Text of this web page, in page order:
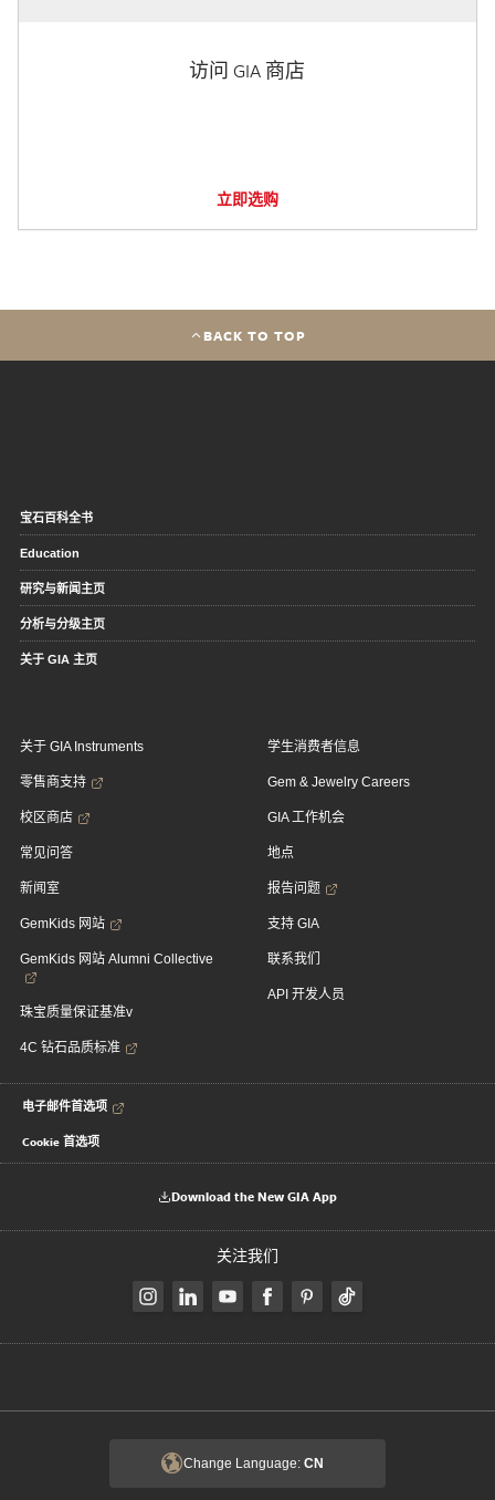
访问 GIA 商店
立即选购
BACK TO TOP
宝石百科全书
Education
研究与新闻主页
分析与分级主页
关于 GIA 主页
关于 GIA Instruments
零售商支持
校区商店
常见问答
新闻室
GemKids 网站
GemKids 网站 Alumni Collective
珠宝质量保证基准v
4C 钻石品质标准
学生消费者信息
Gem & Jewelry Careers
GIA 工作机会
地点
报告问题
支持 GIA
联系我们
API 开发人员
电子邮件首选项
Cookie 首选项
Download the New GIA App
关注我们
Change Language: CN